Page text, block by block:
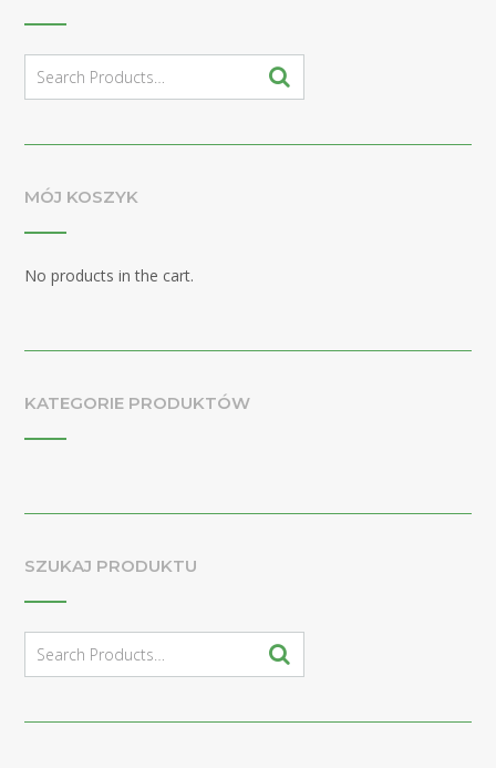
for:
MÓJ KOSZYK
No products in the cart.
KATEGORIE PRODUKTÓW
SZUKAJ PRODUKTU
for: